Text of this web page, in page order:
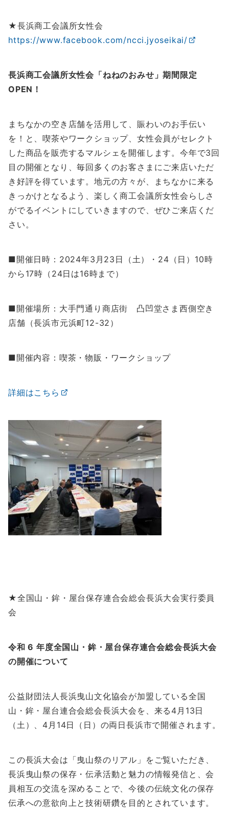
★長浜商工会議所女性会
https://www.facebook.com/ncci.jyoseikai/
長浜商工会議所女性会「ねねのおみせ」期間限定
OPEN！
まちなかの空き店舗を活用して、賑わいのお手伝い
を！と、喫茶やワークショップ、女性会員がセレクト
した商品を販売するマルシェを開催します。今年で3回
目の開催となり、毎回多くのお客さまにご来店いただ
き好評を得ています。地元の方々が、まちなかに来る
きっかけとなるよう、楽しく商工会議所女性会らしさ
がでるイベントにしていきますので、ぜひご来店くだ
さい。
■開催日時：2024年3月23日（土）・24（日）10時
から17時（24日は16時まで）
■開催場所：大手門通り商店街 凸凹堂さま西側空き
店舗（長浜市元浜町12-32）
■開催内容：喫茶・物販・ワークショップ
詳細はこちら
★全国山・鉾・屋台保存連合会総会長浜大会実行委員
会
令和 6 年度全国山・鉾・屋台保存連合会総会長浜大会
の開催について
公益財団法人長浜曳山文化協会が加盟している全国
山・鉾・屋台連合会総会長浜大会を、来る4月13日
（土）、4月14日（日）の両日長浜市で開催されます。
この長浜大会は「曳山祭のリアル」をご覧いただき、
長浜曳山祭の保存・伝承活動と魅力の情報発信と、会
員相互の交流を深めることで、今後の伝統文化の保存
伝承への意欲向上と技術研鑽を目的とされています。